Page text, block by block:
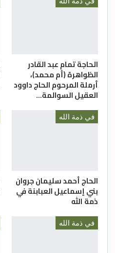
الحاجة تمام عبد القادر
الظواهرة (أم محمد)،
أرملة المرحوم الحاج داوود
العقيل السوالمة…
في ذمة الله
الحاج أحمد سليمان جروان
بني إسماعيل العبابنة في
ذمة الله
في ذمة الله